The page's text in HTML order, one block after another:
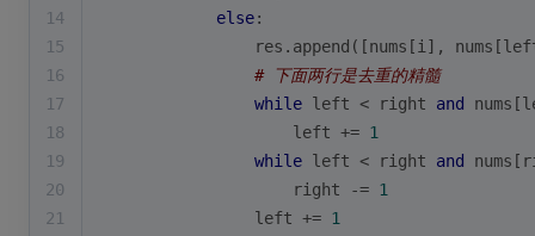
14
else:
15
res.append([nums[i],
16
# 下面两行是去重的精髓
17
while left < right and
18
                    left +=
1
19
while left < right and
20
                    right -=
1
21
                left +=
1